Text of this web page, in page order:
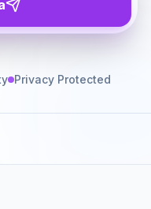
Privacy Protected